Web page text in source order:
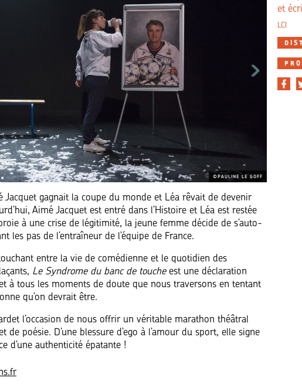
©PAULINE LE GOFF
Jacquet gagnait la coupe du monde et Léa rêvait de devenir
Aimé Jacquet est entré dans l’Histoire et Léa est restée
à une crise de légitimité, la jeune femme décide de s’auto-
les pas de l’entraîneur de l’équipe de France.
entre la vie de comédienne et le quotidien des
Le Syndrome du banc de toucheest une déclaration
et à tous les moments de doute que nous traversons en tentant
qu’on devrait être.
l’occasion de nous offrir un véritable marathon théâtral
de poésie. D’une blessure d’ego à l’amour du sport, elle signe
d’une authenticité épatante !
et
LCI